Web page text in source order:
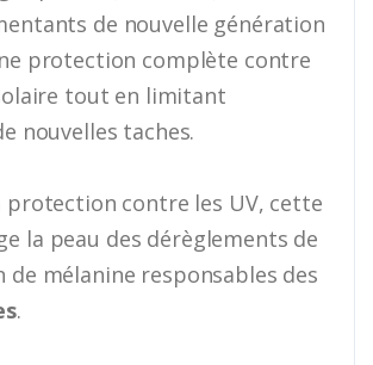
de nouvelle génération
protection complète contre
tout en limitant
nouvelles taches.
protection contre les UV, cette
la peau des dérèglements de
de mélanine responsables des
.